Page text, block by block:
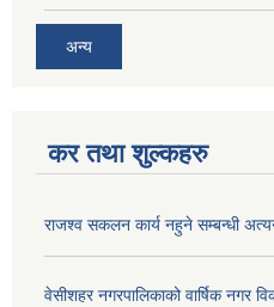
अन्य
कर तथा शुल्कहरु
राजश्व सकलन कार्य नहुने सम्बन्धी
वेसीशहर नगरपालिकाको वार्षिक